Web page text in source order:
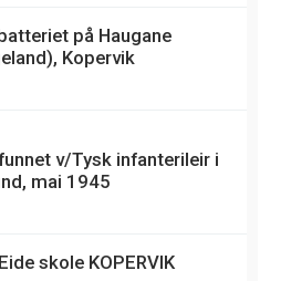
på Haugane
Kopervik
v/Tysk infanterileir i
mai 1945
skole KOPERVIK